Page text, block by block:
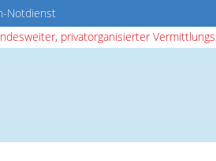
Notdienst
privatorganisierter